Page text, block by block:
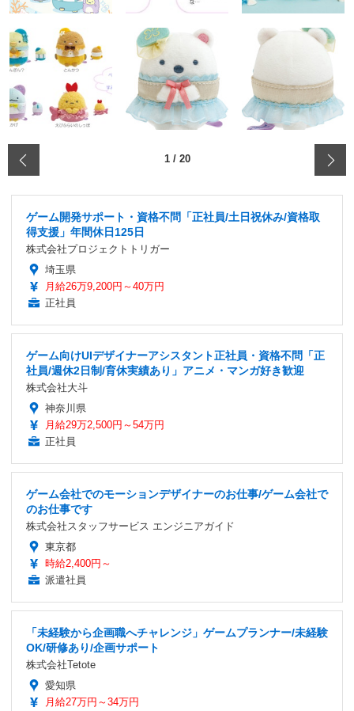
1/ 20
ゲーム開発サポート・資格不問「正社員/土日祝休み/資格取
得支援」年間休日125日
株式会社プロジェクトトリガー
埼玉県
月給26万9,200円～40万円
正社員
ゲーム向けUIデザイナーアシスタント正社員・資格不問「正
社員/週休2日制/育休実績あり」アニメ・マンガ好き歓迎
株式会社大斗
神奈川県
月給29万2,500円～54万円
正社員
ゲーム会社でのモーションデザイナーのお仕事/ゲーム会社で
のお仕事です
株式会社スタッフサービス エンジニアガイド
東京都
時給2,400円～
派遣社員
「未経験から企画職へチャレンジ」ゲームプランナー/未経験
OK/研修あり/企画サポート
株式会社Tetote
愛知県
月給27万円～34万円